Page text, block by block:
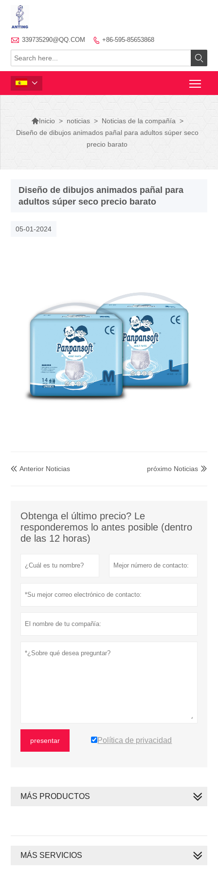
 339735290@QQ.COM  +86-595-85653868


Inicio > noticias > Noticias de la compañía >
Diseño de dibujos animados pañal para adultos súper seco
precio barato
Diseño de dibujos animados pañal para
adultos súper seco precio barato
05-01-2024
 Anterior Noticias 
próximo Noticias
Obtenga el último precio? Le
responderemos lo antes posible (dentro
de las 12 horas)
presentar Política de privacidad
MÁS PRODUCTOS
MÁS SERVICIOS